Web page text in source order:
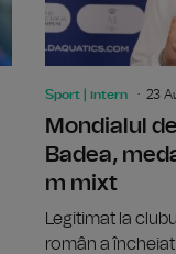
Sport | intern 23
Mondialul
Badea,
m mixt
Legitimat la
român a